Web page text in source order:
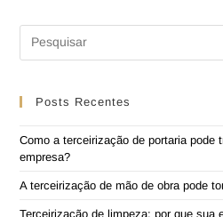
Posts Recentes
Como a terceirização de portaria pode
empresa?
A terceirização de mão de obra pode
Terceirização de limpeza: por que sua